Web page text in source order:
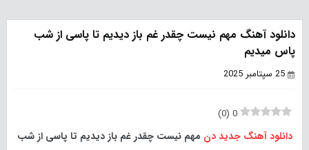
دانلود آهنگ مهم نیست چقدر غم باز دیدیم تا پاسی از شب
پاس میدیم
25 سپتامبر 2025
0
(
0
)
دانلود آهنگ جدید دن مهم نیست چقدر غم باز دیدیم تا پاسی از شب